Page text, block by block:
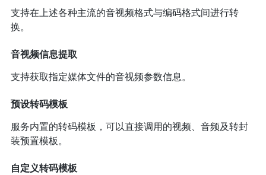
支持在上述各种主流的音视频格式与编码格式间进行转
换。
音视频信息提取
支持获取指定媒体文件的音视频参数信息。
预设转码模板
服务内置的转码模板，可以直接调用的视频、音频及转封
装预置模板。
自定义转码模板